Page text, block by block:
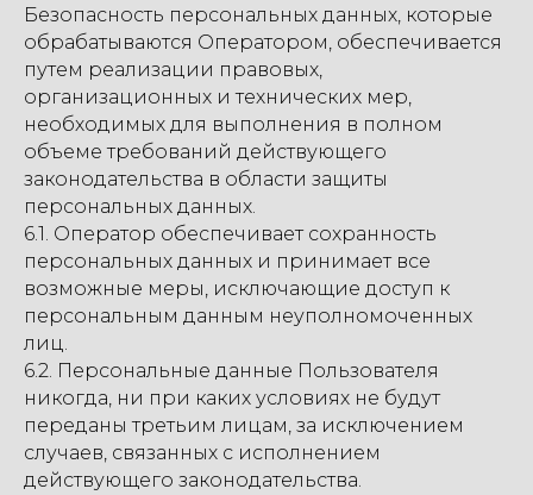
Безопасность персональных данных, которые
обрабатываются Оператором, обеспечивается
путем реализации правовых,
организационных и технических мер,
необходимых для выполнения в полном
объеме требований действующего
законодательства в области защиты
персональных данных.
6.1. Оператор обеспечивает сохранность
персональных данных и принимает все
возможные меры, исключающие доступ к
персональным данным неуполномоченных
лиц.
6.2. Персональные данные Пользователя
никогда, ни при каких условиях не будут
переданы третьим лицам, за исключением
случаев, связанных с исполнением
действующего законодательства.